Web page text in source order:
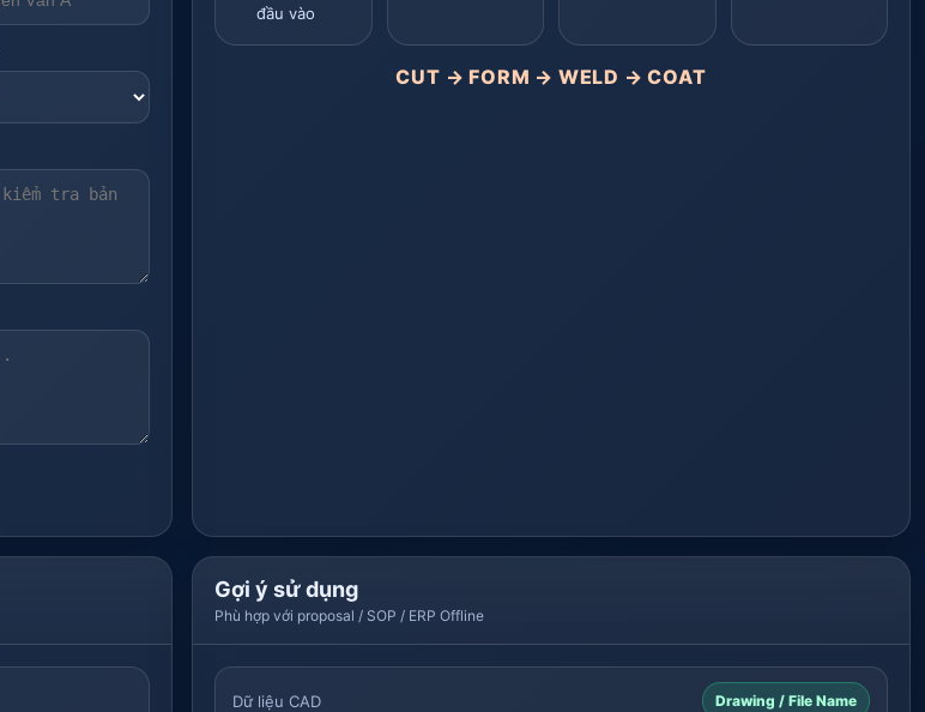
đầu vào
CUT → FORM → WELD → COAT
Gợi ý sử dụng
Phù hợp với proposal / SOP / ERP Offline
Dữ liệu CAD Drawing / File Name